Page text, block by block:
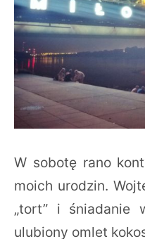
W sobotę rano
moich urodzin.
„tort” i śniadanie
ulubiony omlet